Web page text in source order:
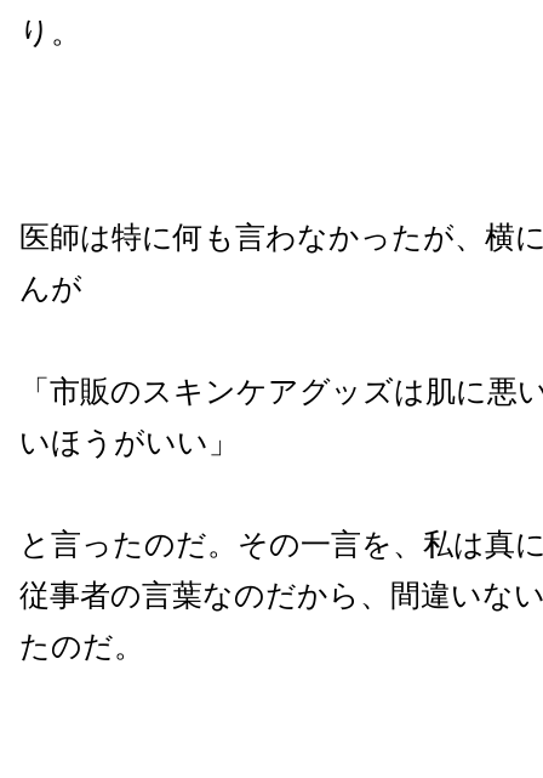
り。
医師は特に何も言わなかったが、横
んが
「市販のスキンケアグッズは肌に悪
いほうがいい」
と言ったのだ。その一言を、私は真
従事者の言葉なのだから、間違いな
たのだ。